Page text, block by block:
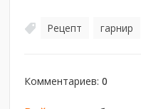
Рецепт гарнир
Комментариев:0